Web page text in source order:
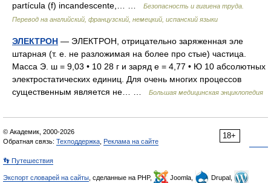
partícula (f) incandescente,… …
Безопасность и гигиена труда.
Перевод на английский, французский, немецкий, испанский языки
ЭЛЕКТРОН — ЭЛЕКТРОН, отрицательно заряженная эле
штарная (т. е. не разложимая на более про стые) частица.
Масса Э. ш = 9,03 • 10 28 г и заряд е = 4,77 • Ю 10 абсолютных
электростатических единиц. Для очень многих процессов
существенным является не… …
Большая медицинская энциклопедия
18+
© Академик, 2000-2026
Обратная связь: Техподдержка Реклама на сайте
👣 Путешествия
Экспорт словарей на сайты , сделанные на PHP, Joomla,
Drupal,